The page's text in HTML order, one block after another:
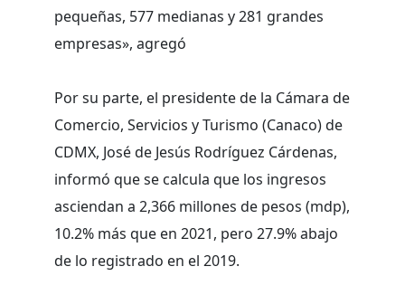
pequeñas, 577 medianas y 281 grandes
empresas», agregó
Por su parte, el presidente de la Cámara de
Comercio, Servicios y Turismo (Canaco) de
CDMX, José de Jesús Rodríguez Cárdenas,
informó que se calcula que los ingresos
asciendan a 2,366 millones de pesos (mdp),
10.2% más que en 2021, pero 27.9% abajo
de lo registrado en el 2019.